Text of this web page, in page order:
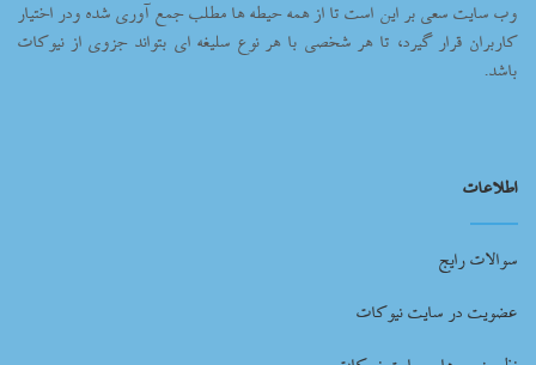
وب سایت سعی بر این است تا از همه حیطه ها مطلب جمع آوری شده ودر اختیار
کاربران قرار گیرد، تا هر شخصی با هر نوع سلیغه ای بتواند جزوی از نیوکات
باشد.
اطلاعات
سوالات رایج
عضویت در سایت نیوکات